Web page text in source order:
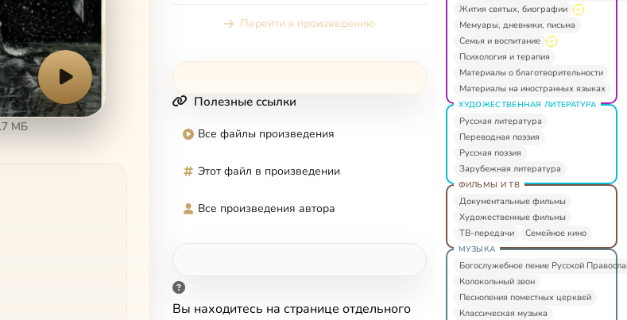
МБ
Перейти к произведению
Полезные ссылки
Все файлы произведения
Этот файл в произведении
Все произведения автора
Вы находитесь на странице отдельного
Жития святых, биографии
Мемуары, дневники, письма
Семья и воспитание
Психология и терапия
Материалы о благотворительности
Материалы на иностранных языках
ХУДОЖЕСТВЕННАЯ ЛИТЕРАТУРА
Русская литература
Переводная поэзия
Русская поэзия
Зарубежная литература
ФИЛЬМЫ И ТВ
Документальные фильмы
Художественные фильмы
ТВ-передачи
Семейное кино
МУЗЫКА
Богослужебное пение Русской
Колокольный звон
Песнопения поместных церквей
Классическая музыка